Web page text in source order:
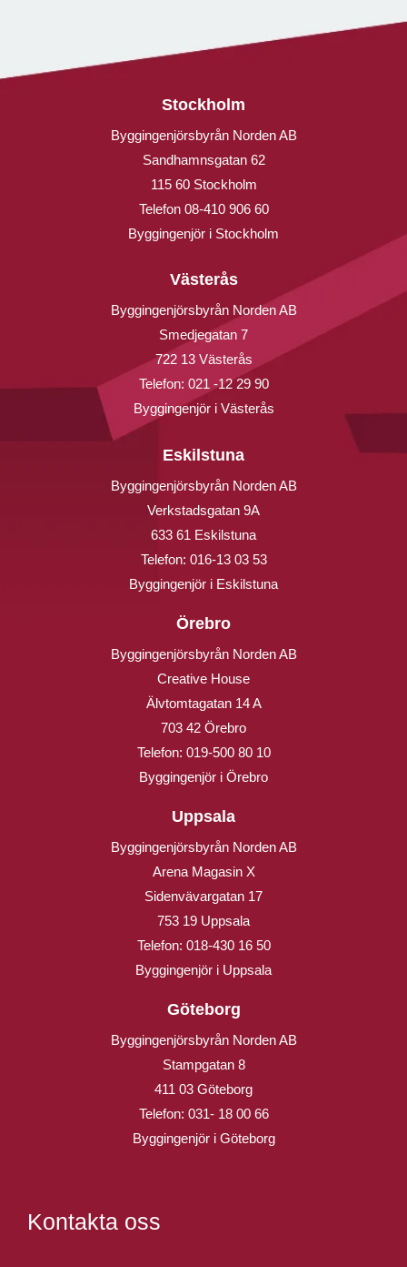
Stockholm
Byggingenjörsbyrån Norden AB
Sandhamnsgatan 62
115 60 Stockholm
Telefon 08-410 906 60
Byggingenjör i Stockholm
Västerås
Byggingenjörsbyrån Norden AB
Smedjegatan 7
722 13 Västerås
Telefon: 021 -12 29 90
Byggingenjör i Västerås
Eskilstuna
Byggingenjörsbyrån Norden AB
Verkstadsgatan 9A
633 61 Eskilstuna
Telefon: 016-13 03 53
Byggingenjör i Eskilstuna
Örebro
Byggingenjörsbyrån Norden AB
Creative House
Älvtomtagatan 14 A
703 42 Örebro
Telefon: 019-500 80 10
Byggingenjör i Örebro
Uppsala
Byggingenjörsbyrån Norden AB
Arena Magasin X
Sidenvävargatan 17
753 19 Uppsala
Telefon: 018-430 16 50
Byggingenjör i Uppsala
Göteborg
Byggingenjörsbyrån Norden AB
Stampgatan 8
411 03 Göteborg
Telefon: 031- 18 00 66
Byggingenjör i Göteborg
Kontakta oss